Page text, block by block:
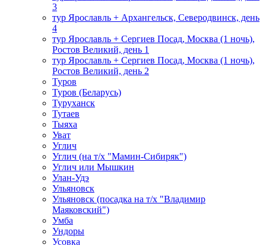
3
тур Ярославль + Архангельск, Северодвинск, день
4
тур Ярославль + Сергиев Посад, Москва (1 ночь),
Ростов Великий, день 1
тур Ярославль + Сергиев Посад, Москва (1 ночь),
Ростов Великий, день 2
Туров
Туров (Беларусь)
Туруханск
Тутаев
Тыяха
Уват
Углич
Углич (на т/х "Мамин-Сибиряк")
Углич или Мышкин
Улан-Удэ
Ульяновск
Ульяновск (посадка на т/х "Владимир
Маяковский")
Умба
Ундоры
Усовка